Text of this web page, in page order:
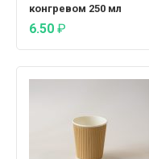
конгревом 250 мл
6.50 ₽